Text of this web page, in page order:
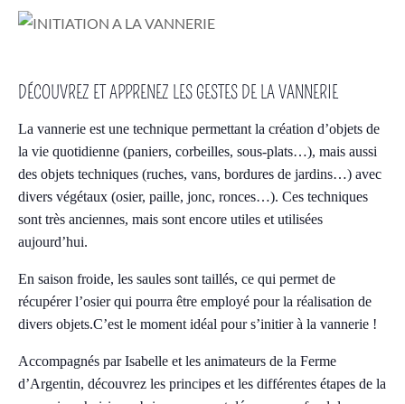
DÉCOUVREZ ET APPRENEZ LES GESTES DE LA VANNERIE
La vannerie est une technique permettant la création d’objets de
la vie quotidienne (paniers, corbeilles, sous-plats…), mais aussi
des objets techniques (ruches, vans, bordures de jardins…) avec
divers végétaux (osier, paille, jonc, ronces…). Ces techniques
sont très anciennes, mais sont encore utiles et utilisées
aujourd’hui.
En saison froide, les saules sont taillés, ce qui permet de
récupérer l’osier qui pourra être employé pour la réalisation de
divers objets.C’est le moment idéal pour s’initier à la vannerie !
Accompagnés par Isabelle et les animateurs de la Ferme
d’Argentin, découvrez les principes et les différentes étapes de la